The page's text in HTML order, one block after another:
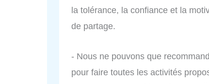
la tolérance, la confiance et la
de partage.
- Nous ne pouvons que
pour faire toutes les activités